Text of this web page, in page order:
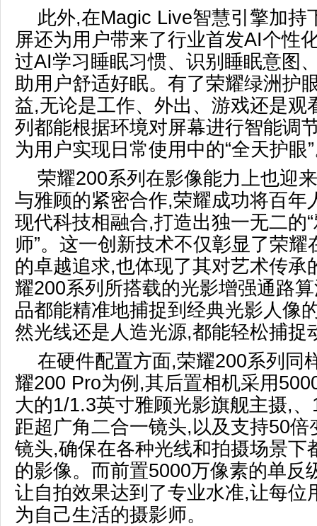
此外,在Magic Live智慧引擎加持
屏还为用户带来了行业首发AI个性
过AI学习睡眠习惯、识别睡眠意图
助用户舒适好眠。有了荣耀绿洲护
益,无论是工作、外出、游戏还是观
列都能根据环境对屏幕进行智能调
为用户实现日常使用中的“全天护眼
荣耀200系列在影像能力上也迎
与雅顾的紧密合作,荣耀成功将百年
现代科技相融合,打造出独一无二的
师”。这一创新技术不仅彰显了荣耀
的卓越追求,也体现了其对艺术传承
耀200系列所搭载的光影增强通路
品都能精准地捕捉到经典光影人像
然光线还是人造光源,都能轻松捕捉
在硬件配置方面,荣耀200系列同
耀200 Pro为例,其后置相机采用
大的1/1.3英寸雅顾光影旗舰主摄,
距超广角二合一镜头,以及支持50倍
镜头,确保在各种光线和拍摄场景下
的影像。而前置5000万像素的单反
让自拍效果达到了专业水准,让每位
为自己生活的摄影师。